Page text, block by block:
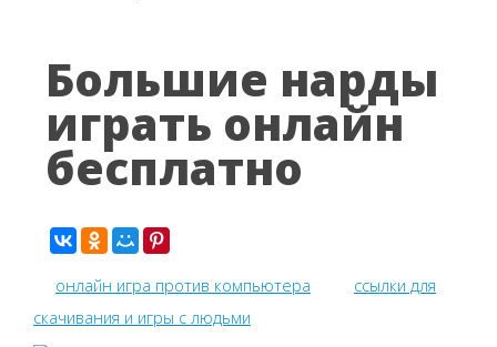
Большие нарды
играть онлайн
бесплатно
онлайн игра против компьютера
ссылки для
скачивания и игры с людьми